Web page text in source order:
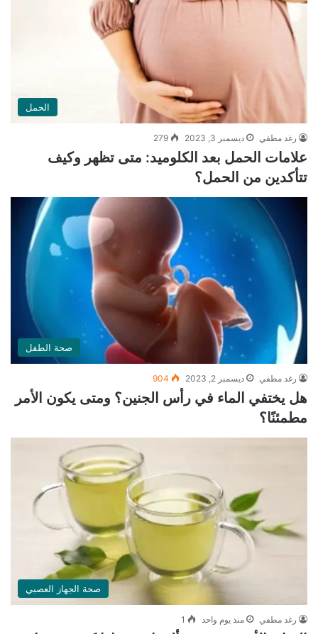
الحمل
رغد مطفي ديسمبر 3, 2023 279
علامات الحمل بعد الكلوميد: متى تظهر وكيف
تتأكدين من الحمل؟
صحة الطفل
رغد مطفي ديسمبر 2, 2023 904
هل يختفي الماء في رأس الجنين؟ ومتى يكون الأمر
مطمئنًا؟
صحة الجهاز العصبي
رغد مطفي منذ يوم واحد 1